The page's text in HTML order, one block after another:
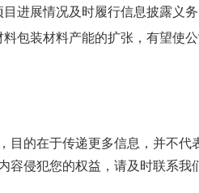
进展情况及时履行信息披露义
包装材料产能的扩张，有望使
目的在于传递更多信息，并不
容侵犯您的权益，请及时联系我